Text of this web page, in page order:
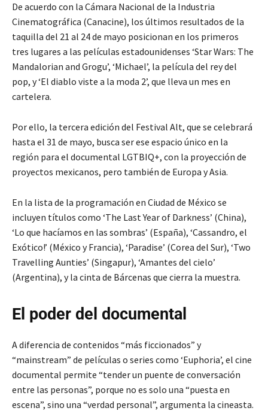
De acuerdo con la Cámara Nacional de la Industria
Cinematográfica (Canacine), los últimos resultados de la
taquilla del 21 al 24 de mayo posicionan en los primeros
tres lugares a las películas estadounidenses ‘Star Wars: The
Mandalorian and Grogu’, ‘Michael’, la película del rey del
pop, y ‘El diablo viste a la moda 2’, que lleva un mes en
cartelera.
Por ello, la tercera edición del Festival Alt, que se celebrará
hasta el 31 de mayo, busca ser ese espacio único en la
región para el documental LGTBIQ+, con la proyección de
proyectos mexicanos, pero también de Europa y Asia.
En la lista de la programación en Ciudad de México se
incluyen títulos como ‘The Last Year of Darkness’ (China),
‘Lo que hacíamos en las sombras’ (España), ‘Cassandro, el
Exótico!’ (México y Francia), ‘Paradise’ (Corea del Sur), ‘Two
Travelling Aunties’ (Singapur), ‘Amantes del cielo’
(Argentina), y la cinta de Bárcenas que cierra la muestra.
El poder del documental
A diferencia de contenidos “más ficcionados” y
“mainstream” de películas o series como ‘Euphoria’, el cine
documental permite “tender un puente de conversación
entre las personas”, porque no es solo una “puesta en
escena”, sino una “verdad personal”, argumenta la cineasta.